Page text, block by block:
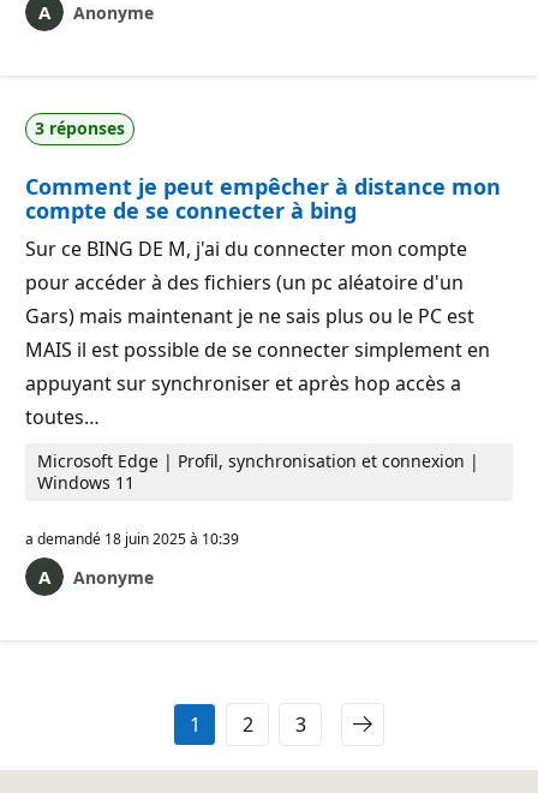
Anonyme
3 réponses
Comment je peut empêcher à distance mon
compte de se connecter à bing
Sur ce BING DE M, j'ai du connecter mon compte
pour accéder à des fichiers (un pc aléatoire d'un
Gars) mais maintenant je ne sais plus ou le PC est
MAIS il est possible de se connecter simplement en
appuyant sur synchroniser et après hop accès a
toutes…
Microsoft Edge | Profil, synchronisation et connexion |
Windows 11
a demandé 18 juin 2025 à 10:39
Anonyme
1 2 3